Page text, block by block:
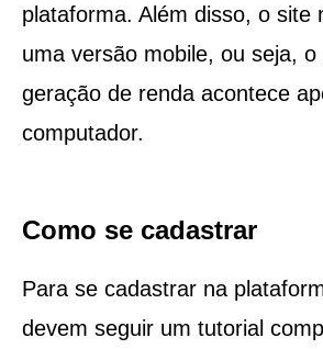
plataforma. Além disso, o site
uma versão mobile, ou seja,
geração de renda acontece
computador.
Como se cadastrar
Para se cadastrar na
devem seguir um tutorial